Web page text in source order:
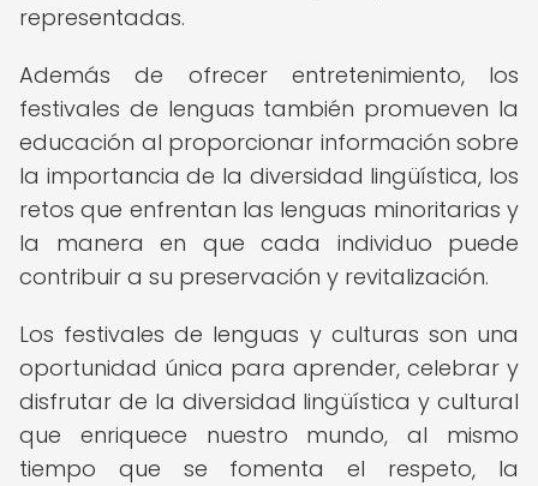
representadas.
Además de ofrecer entretenimiento, los
festivales de lenguas también promueven la
educación al proporcionar información sobre
la importancia de la diversidad lingüística, los
retos que enfrentan las lenguas minoritarias y
la manera en que cada individuo puede
contribuir a su preservación y revitalización.
Los festivales de lenguas y culturas son una
oportunidad única para aprender, celebrar y
disfrutar de la diversidad lingüística y cultural
que enriquece nuestro mundo, al mismo
tiempo que se fomenta el respeto, la